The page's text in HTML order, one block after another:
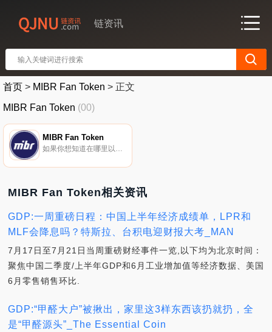
链资讯
首页 > MIBR Fan Token > 正文
MIBR Fan Token (00)
MIBR Fan Token
如果你想知道在哪里以当前价格购买MIBR Fan Token,目前交易{MIBR Fan Token]股票的顶级加密货币交易所是ByMIBRt。您可以在我们的加密货币交易所页面上找到其他列表。球迷代币允许多个垂直体育领域的球迷在他们喜爱的球队/联赛/俱乐部中行使他们的影响力.
MIBR Fan Token相关资讯
GDP:一周重磅日程：中国上半年经济成绩单，LPR和
MLF会降息吗？特斯拉、台积电迎财报大考_MAN
7月17日至7月21日当周重磅财经事件一览,以下均为北京时间：
聚焦中国二季度/上半年GDP和6月工业增加值等经济数据、美国
6月零售销售环比.
GDP:“甲醛大户”被揪出，家里这3样东西该扔就扔，全
是“甲醛源头”_The Essential Coin